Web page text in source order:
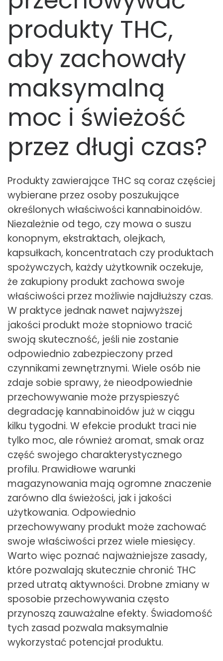
produkty THC,
aby zachowały
maksymalną
moc i świeżość
przez długi czas?
Produkty zawierające THC są coraz częściej
wybierane przez osoby poszukujące
określonych właściwości kannabinoidów.
Niezależnie od tego, czy mowa o suszu
konopnym, ekstraktach, olejkach,
kapsułkach, koncentratach czy produktach
spożywczych, każdy użytkownik oczekuje,
że zakupiony produkt zachowa swoje
właściwości przez możliwie najdłuższy czas.
W praktyce jednak nawet najwyższej
jakości produkt może stopniowo tracić
swoją skuteczność, jeśli nie zostanie
odpowiednio zabezpieczony przed
czynnikami zewnętrznymi. Wiele osób nie
zdaje sobie sprawy, że nieodpowiednie
przechowywanie może przyspieszyć
degradację kannabinoidów już w ciągu
kilku tygodni. W efekcie produkt traci nie
tylko moc, ale również aromat, smak oraz
część swojego charakterystycznego
profilu. Prawidłowe warunki
magazynowania mają ogromne znaczenie
zarówno dla świeżości, jak i jakości
użytkowania. Odpowiednio
przechowywany produkt może zachować
swoje właściwości przez wiele miesięcy.
Warto więc poznać najważniejsze zasady,
które pozwalają skutecznie chronić THC
przed utratą aktywności. Drobne zmiany w
sposobie przechowywania często
przynoszą zauważalne efekty. Świadomość
tych zasad pozwala maksymalnie
wykorzystać potencjał produktu.